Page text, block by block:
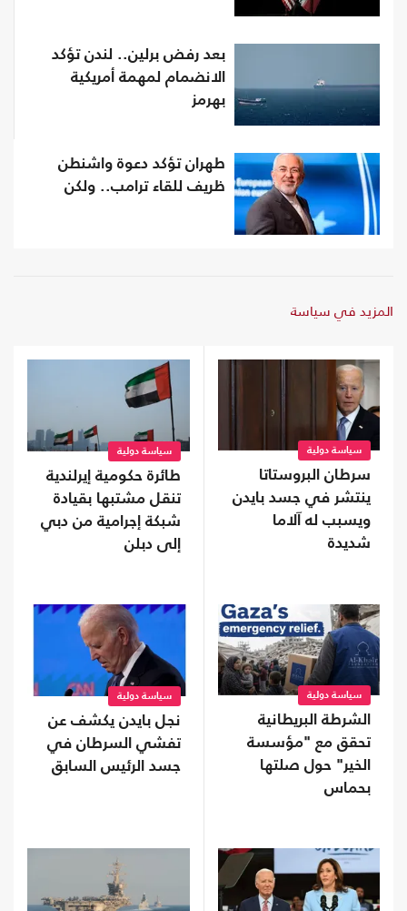
بعد رفض برلين.. لندن تؤكد
الانضمام لمهمة أمريكية
بهرمز
طهران تؤكد دعوة واشنطن
ظريف للقاء ترامب.. ولكن
المزيد في سياسة
سياسة دولية
سرطان البروستاتا
ينتشر في جسد بايدن
ويسبب له آلاما
شديدة
سياسة دولية
طائرة حكومية إيرلندية
تنقل مشتبها بقيادة
شبكة إجرامية من دبي
إلى دبلن
سياسة دولية
الشرطة البريطانية
تحقق مع "مؤسسة
الخير" حول صلتها
بحماس
سياسة دولية
نجل بايدن يكشف عن
تفشي السرطان في
جسد الرئيس السابق